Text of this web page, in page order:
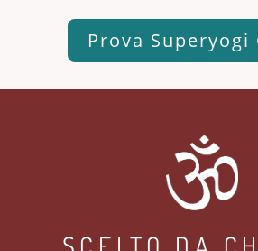
Prova Superyogi